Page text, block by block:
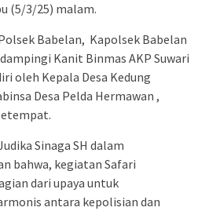
(5/3/25) malam.
Babelan, Kapolsek Babelan
Kanit Binmas AKP Suwari
oleh Kepala Desa Kedung
Desa Pelda Hermawan ,
Sinaga SH dalam
bahwa, kegiatan Safari
dari upaya untuk
antara kepolisian dan